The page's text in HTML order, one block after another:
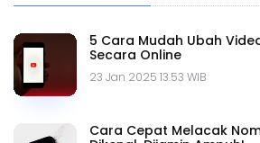
5 Cara Mudah Ubah
Secara Online
23 Jan 2025 13.53 WIB
Cara Cepat Melacak